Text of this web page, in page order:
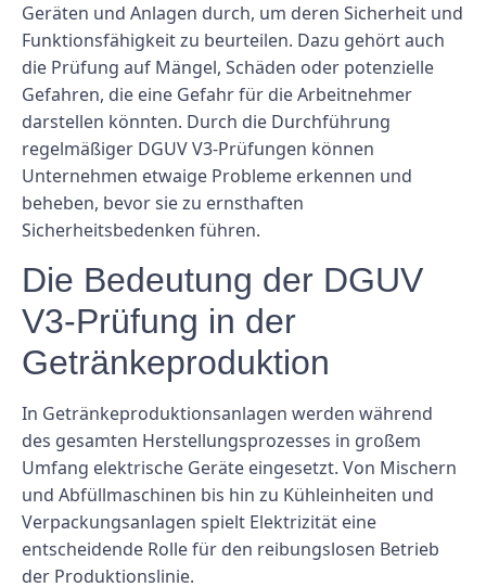
Geräten und Anlagen durch, um deren Sicherheit und
Funktionsfähigkeit zu beurteilen. Dazu gehört auch
die Prüfung auf Mängel, Schäden oder potenzielle
Gefahren, die eine Gefahr für die Arbeitnehmer
darstellen könnten. Durch die Durchführung
regelmäßiger DGUV V3-Prüfungen können
Unternehmen etwaige Probleme erkennen und
beheben, bevor sie zu ernsthaften
Sicherheitsbedenken führen.
Die Bedeutung der DGUV
V3-Prüfung in der
Getränkeproduktion
In Getränkeproduktionsanlagen werden während
des gesamten Herstellungsprozesses in großem
Umfang elektrische Geräte eingesetzt. Von Mischern
und Abfüllmaschinen bis hin zu Kühleinheiten und
Verpackungsanlagen spielt Elektrizität eine
entscheidende Rolle für den reibungslosen Betrieb
der Produktionslinie.